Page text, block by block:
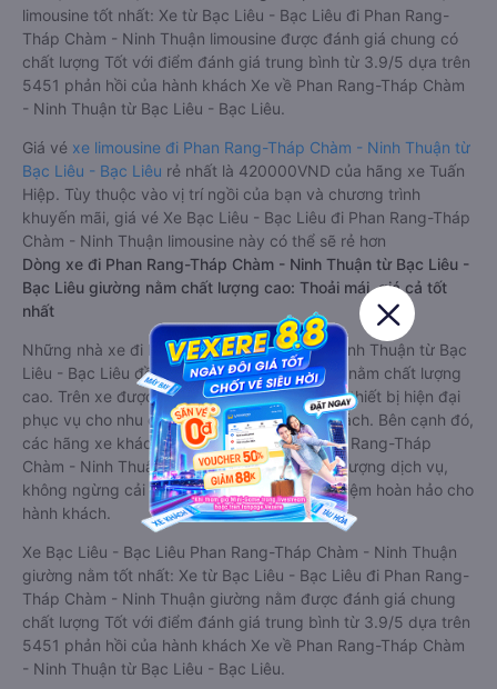
limousine tốt nhất: Xe từ Bạc Liêu - Bạc Liêu đi Phan Rang-
Tháp Chàm - Ninh Thuận limousine được đánh giá chung có
chất lượng Tốt với điểm đánh giá trung bình từ 3.9/5 dựa trên
5451 phản hồi của hành khách Xe về Phan Rang-Tháp Chàm
- Ninh Thuận từ Bạc Liêu - Bạc Liêu.
Giá vé xe limousine đi Phan Rang-Tháp Chàm - Ninh Thuận từ
Bạc Liêu - Bạc Liêu rẻ nhất là 420000VND của hãng xe Tuấn
Hiệp. Tùy thuộc vào vị trí ngồi của bạn và chương trình
khuyến mãi, giá vé Xe Bạc Liêu - Bạc Liêu đi Phan Rang-Tháp
Chàm - Ninh Thuận limousine này có thể sẽ rẻ hơn
Dòng xe đi Phan Rang-Tháp Chàm - Ninh Thuận từ Bạc Liêu -
Bạc Liêu giường nằm chất lượng cao: Thoải mái, giá cả tốt
nhất
Những nhà xe đi Phan Rang-Tháp Chàm - Ninh Thuận từ Bạc
Liêu - Bạc Liêu đều sở hữu những xe giường nằm chất lượng
cao. Trên xe được trang bị đầy đủ các trang thiết bị hiện đại
phục vụ cho nhu cầu di chuyển của hành khách. Bên cạnh đó,
các hãng xe khách Bạc Liêu - Bạc Liêu Phan Rang-Tháp
Chàm - Ninh Thuận luôn chú trọng đến chất lượng dịch vụ,
không ngừng cải thiện để mang đến trải nghiệm hoàn hảo cho
hành khách.
Xe Bạc Liêu - Bạc Liêu Phan Rang-Tháp Chàm - Ninh Thuận
giường nằm tốt nhất: Xe từ Bạc Liêu - Bạc Liêu đi Phan Rang-
Tháp Chàm - Ninh Thuận giường nằm được đánh giá chung
chất lượng Tốt với điểm đánh giá trung bình từ 3.9/5 dựa trên
5451 phản hồi của hành khách Xe về Phan Rang-Tháp Chàm
- Ninh Thuận từ Bạc Liêu - Bạc Liêu.